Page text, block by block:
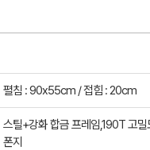
펼침 : 90x55cm / 접힘 : 20cm
스틸+강화 합금 프레임,190T 고밀
폰지